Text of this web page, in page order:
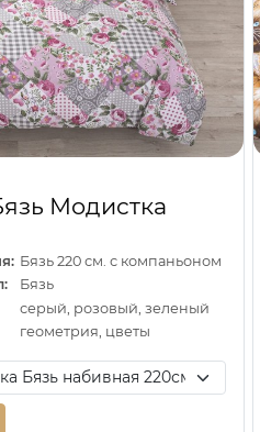
Модистка
Бязь 220 см. с компаньоном
Бязь
серый, розовый, зеленый
геометрия, цветы